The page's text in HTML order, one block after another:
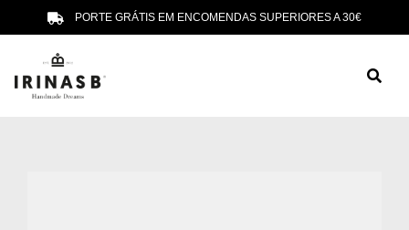
PORTE GRÁTIS EM ENCOMENDAS SUPERIORES A 30€